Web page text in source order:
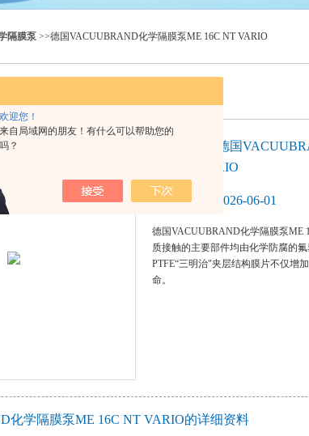
欢迎您！
来自局域网的朋友！有什么可以帮助您的
吗？
隔膜泵 >>德国VACUUBRAND化学隔膜泵ME 16C NT VARIO
产品名称：德国
16C NT VARIO
更新时间：2026-06-01
德国VACUUBRAND化学隔膜泵ME
质接触的主要部件均由化学防腐的
PTFE“三明治"夹层结构膜片不仅增
命。
化学隔膜泵ME 16C NT VARIO的详细资料